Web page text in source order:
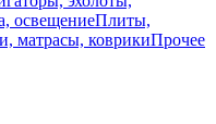
освещениеПлиты,
матрасы, коврикиПрочее